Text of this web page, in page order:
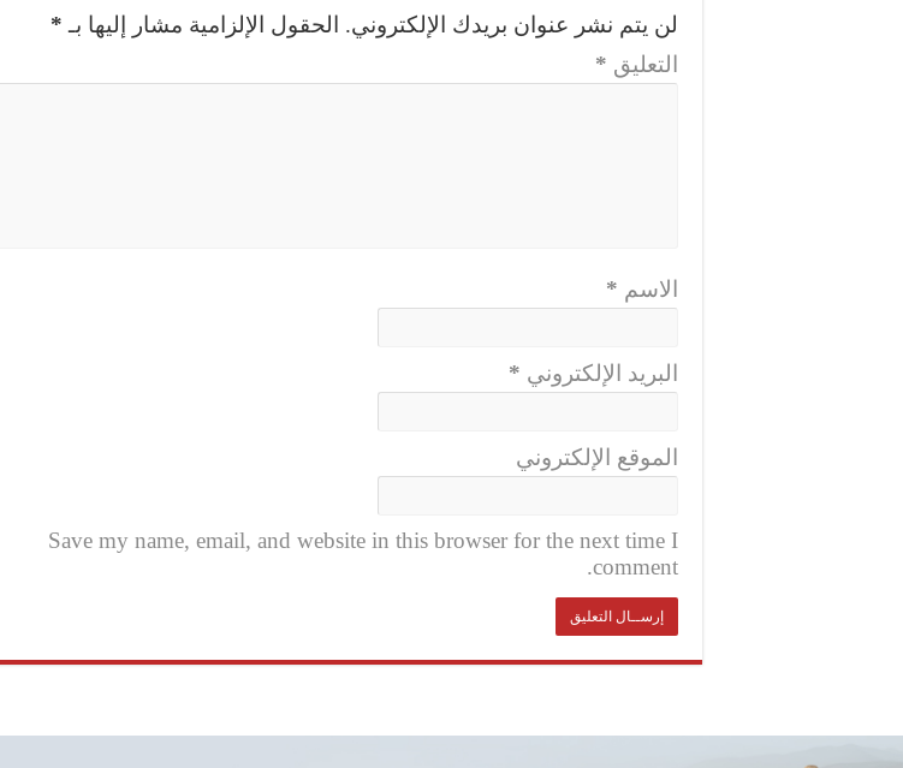
لن يتم نشر عنوان بريدك الإلكتروني. الحقول الإلزامية مشار إليها بـ *
التعليق *
الاسم *
البريد الإلكتروني *
الموقع الإلكتروني
Save my name, email, and website in this browser for the next time I
comment.